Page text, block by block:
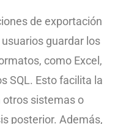
de exportación
guardar los
como Excel,
SQL. Esto facilita la
otros sistemas o
posterior. Además,